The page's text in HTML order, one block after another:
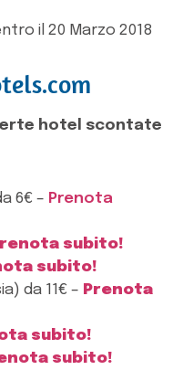
il 20 Marzo 2018
hotel scontate
6€ – Prenota
subito!
subito!
da 11€ – Prenota
subito!
subito!